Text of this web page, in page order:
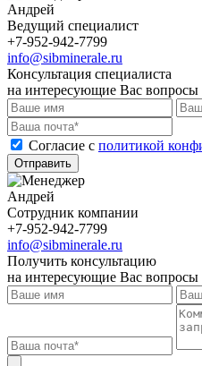
Андрей
Ведущий специалист
+7-952-942-7799
info@sibminerale.ru
Консультация специалиста
на интересующие Вас вопросы
Cогласие с политикой
Отправить
Андрей
Сотрудник компании
+7-952-942-7799
info@sibminerale.ru
Получить консультацию
на интересующие Вас вопросы